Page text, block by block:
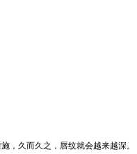
，久而久之，唇纹就会越来越深。